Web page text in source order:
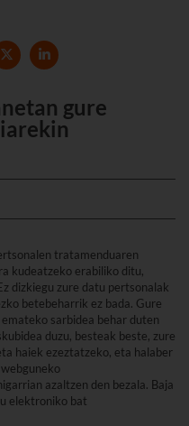
gure
tratamenduaren
kudeatzeko erabiliko ditu,
dizkiegu zure datu pertsonalak
betebeharrik ez bada. Gure
sarbidea behar duten
duzu, besteak beste, zure
haiek ezeztatzeko, eta halaber
azaltzen den bezala. Baja
elektroniko bat